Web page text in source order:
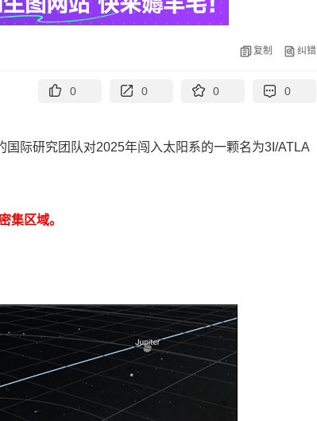
复制 纠错
0 0 0 0
际研究团队对2025年闯入太阳系的一颗名为3I/ATLA
集区域。